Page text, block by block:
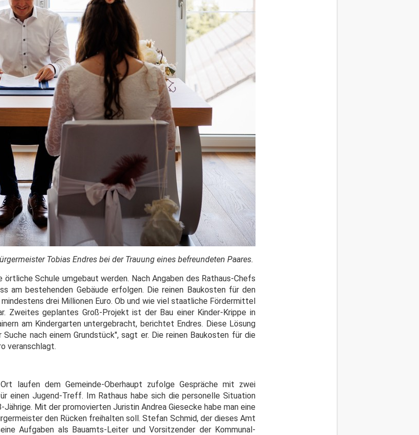
Tobias Endres bei der Trauung eines befreundeten Paares.
Schule umgebaut werden. Nach Angaben des Rathaus-Chefs
am bestehenden Gebäude erfolgen. Die reinen Baukosten für den
drei Millionen Euro. Ob und wie viel staatliche Fördermittel
Zweites geplantes Groß-Projekt ist der Bau einer Kinder-Krippe in
am Kindergarten untergebracht, berichtet Endres. Diese Lösung
nach einem Grundstück", sagt er. Die reinen Baukosten für die
veranschlagt.
laufen dem Gemeinde-Oberhaupt zufolge Gespräche mit zwei
einen Jugend-Treff. Im Rathaus habe sich die personelle Situation
Mit der promovierten Juristin Andrea Giesecke habe man eine
den Rücken freihalten soll. Stefan Schmid, der dieses Amt
Aufgaben als Bauamts-Leiter und Vorsitzender der Kommunal-